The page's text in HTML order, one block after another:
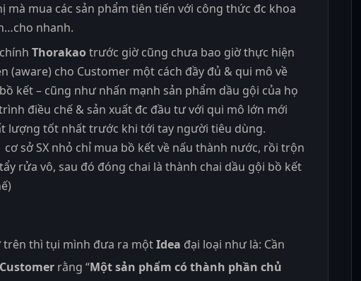
mà mua các sản phẩm tiên tiến với công thức đc khoa
nhanh.
Thorakaotrước giờ cũng chưa bao giờ thực hiện
(aware) cho Customer một cách đầy đủ & qui mô về
kết – cũng như nhấn mạnh sản phẩm dầu gội của họ
điều chế & sản xuất đc đầu tư với qui mô lớn mới
lượng tốt nhất trước khi tới tay người tiêu dùng.
cơ sở SX nhỏ chỉ mua bồ kết về nấu thành nước, rồi trộn
rửa vô, sau đó đóng chai là thành chai dầu gội bồ kết
thì tụi mình đưa ra mộtIdea đại loại như là: Cần
Customer rằng “Một sản phẩm có thành phần chủ